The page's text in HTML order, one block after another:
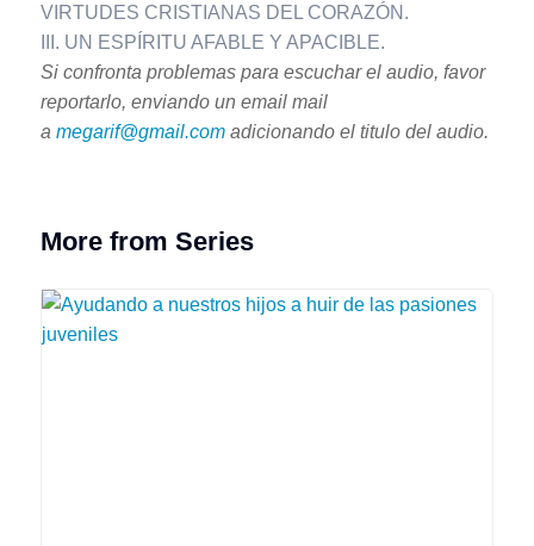
VIRTUDES CRISTIANAS DEL CORAZÓN.
III. UN ESPÍRITU AFABLE Y APACIBLE.
Si confronta problemas para escuchar el audio, favor
reportarlo, enviando un email mail
a megarif@gmail.com adicionando el titulo del audio.
More from Series